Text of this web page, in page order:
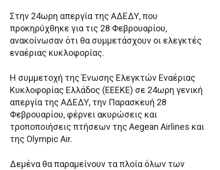
Στην 24ωρη απεργία της ΑΔΕΔΥ, που
προκηρύχθηκε για τις 28 Φεβρουαρίου,
ανακοίνωσαν ότι θα συμμετάσχουν οι ελεγκτές
εναέριας κυκλοφορίας.
Η συμμετοχή της Ένωσης Ελεγκτών Εναέριας
Κυκλοφορίας Ελλάδος (ΕΕΕΚΕ) σε 24ωρη γενική
απεργία της ΑΔΕΔΥ, την Παρασκευή 28
Φεβρουαρίου, φέρνει ακυρώσεις και
τροποποιήσεις πτήσεων της Aegean Airlines και
της Olympic Air.
Δεμένα θα παραμείνουν τα πλοία όλων των